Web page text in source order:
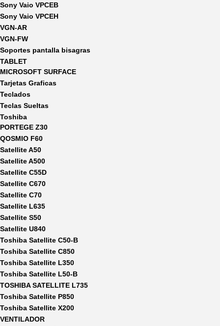
Sony Vaio VPCEB
Sony Vaio VPCEH
VGN-AR
VGN-FW
Soportes pantalla bisagras
TABLET
MICROSOFT SURFACE
Tarjetas Graficas
Teclados
Teclas Sueltas
Toshiba
PORTEGE Z30
QOSMIO F60
Satellite A50
Satellite A500
Satellite C55D
Satellite C670
Satellite C70
Satellite L635
Satellite S50
Satellite U840
Toshiba Satellite C50-B
Toshiba Satellite C850
Toshiba Satellite L350
Toshiba Satellite L50-B
TOSHIBA SATELLITE L735
Toshiba Satellite P850
Toshiba Satellite X200
VENTILADOR